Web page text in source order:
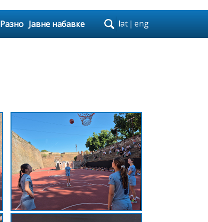
Разно Јавне набавке lat | eng